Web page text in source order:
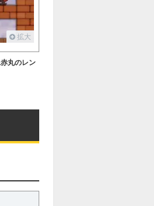
190
200
210
220
240
拡大
丸のレン